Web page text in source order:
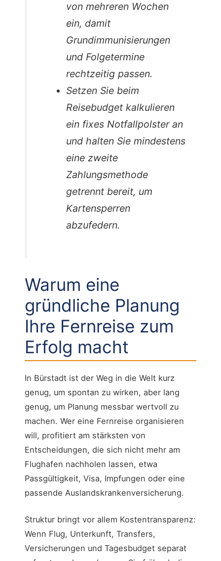
von mehreren Wochen
ein, damit
Grundimmunisierungen
und Folgetermine
rechtzeitig passen.
Setzen Sie beim
Reisebudget kalkulieren
ein fixes Notfallpolster an
und halten Sie mindestens
eine zweite
Zahlungsmethode
getrennt bereit, um
Kartensperren
abzufedern.
Warum eine
gründliche Planung
Ihre Fernreise zum
Erfolg macht
In Bürstadt ist der Weg in die Welt kurz
genug, um spontan zu wirken, aber lang
genug, um Planung messbar wertvoll zu
machen. Wer eine Fernreise organisieren
will, profitiert am stärksten von
Entscheidungen, die sich nicht mehr am
Flughafen nachholen lassen, etwa
Passgültigkeit, Visa, Impfungen oder eine
passende Auslandskrankenversicherung.
Struktur bringt vor allem Kostentransparenz:
Wenn Flug, Unterkunft, Transfers,
Versicherungen und Tagesbudget separat